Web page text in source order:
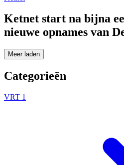
Ketnet start na bijna
nieuwe opnames van
Meer laden
Categorieën
VRT 1